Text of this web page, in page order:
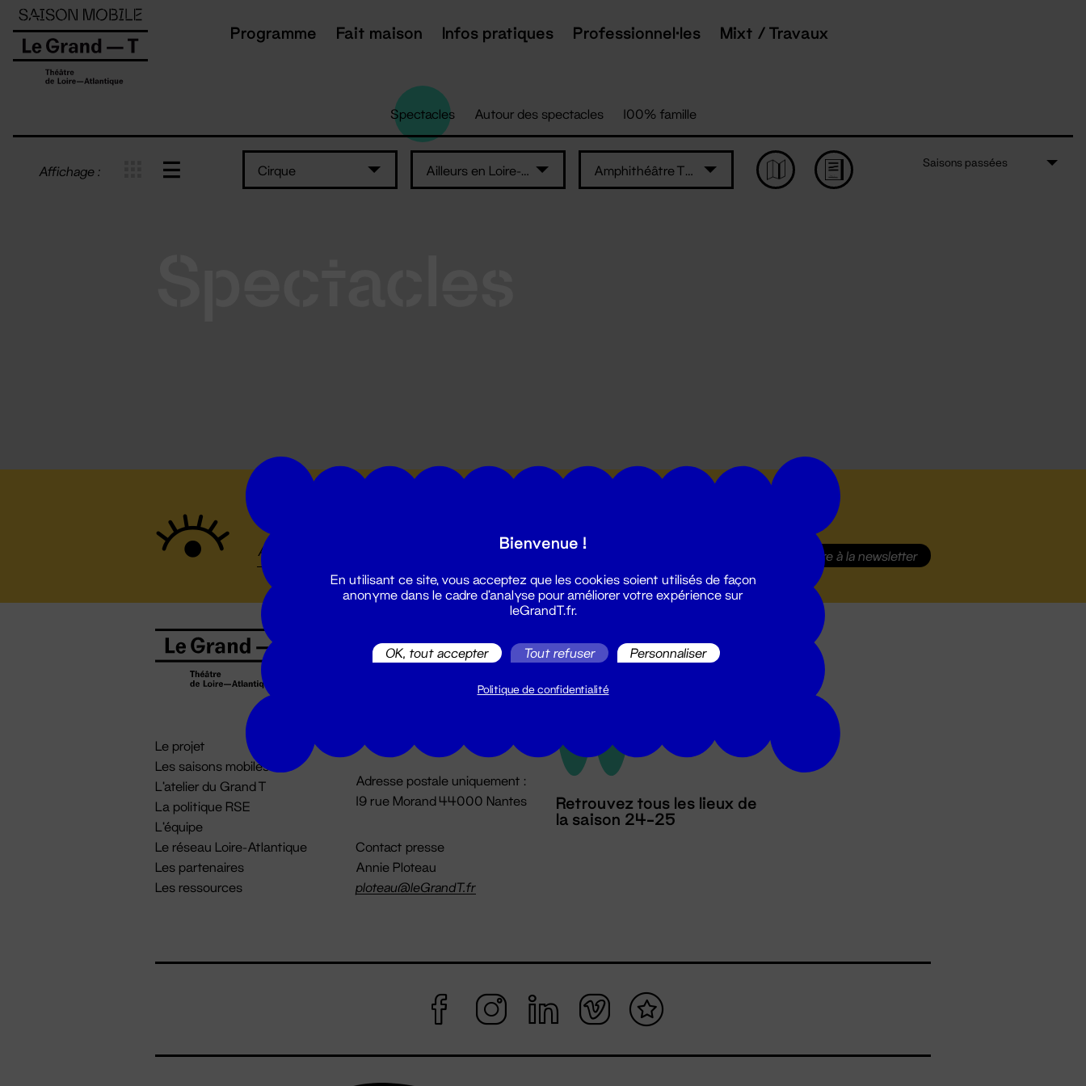
Programme Fait maison Infos pratiques Professionnel·les Mixt / Travaux
Spectacles Autour des spectacles 100% famille
Affichage : Cirque Ailleurs en Loire-Atlantique Amphithéâtre Thomas Narcejac
Saisons passées
S'inscrire à la newsletter
Le projet
Les saisons mobiles
L'atelier du Grand T
La politique RSE
L'équipe
Le réseau Loire-Atlantique
Les partenaires
Les ressources
02 51 88 25 25
Du lundi au vendredi 14h → 18h
Adresse postale uniquement :
19 rue Morand 44000 Nantes
Contact presse
Annie Ploteau
ploteau@leGrandT.fr
Retrouvez tous les lieux de
la saison 24-25
Panneau de gestion des cookies
Bienvenue !
En utilisant ce site, vous acceptez que les cookies soient utilisés de façon
anonyme dans le cadre d'analyse pour améliorer votre expérience sur
leGrandT.fr.
OK, tout accepter Tout refuser Personnaliser
Politique de confidentialité